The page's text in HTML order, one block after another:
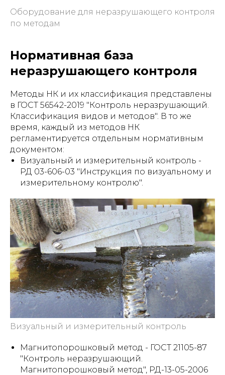
Оборудование для неразрушающего контроля
по методам
Нормативная база
неразрушающего контроля
Методы НК и их классификация представлены
в ГОСТ 56542-2019 "Контроль неразрушающий.
Классификация видов и методов". В то же
время, каждый из методов НК
регламентируется отдельным нормативным
документом:
Визуальный и измерительный контроль -
РД 03-606-03 "Инструкция по визуальному и
измерительному контролю".
Визуальный и измерительный контроль
Магнитопорошковый метод - ГОСТ 21105-87
"Контроль неразрушающий.
Магнитопорошковый метод", РД-13-05-2006